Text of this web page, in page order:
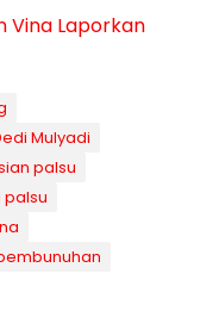
Vina Laporkan
Mulyadi
palsu
palsu